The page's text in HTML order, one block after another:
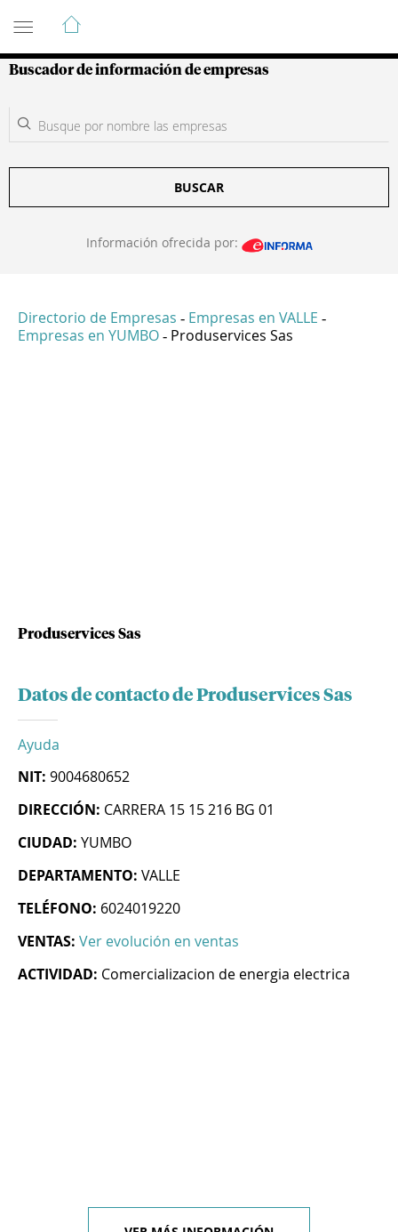
Guía de Empresas Colombianas
Buscador de información de empresas
BUSCAR
Información ofrecida por:
Directorio de Empresas - Empresas en VALLE -
Empresas en YUMBO - Produservices Sas
Produservices Sas
Datos de contacto de Produservices Sas
Ayuda
NIT: 9004680652
DIRECCIÓN: CARRERA 15 15 216 BG 01
CIUDAD: YUMBO
DEPARTAMENTO: VALLE
TELÉFONO: 6024019220
VENTAS: Ver evolución en ventas
ACTIVIDAD: Comercializacion de energia electrica